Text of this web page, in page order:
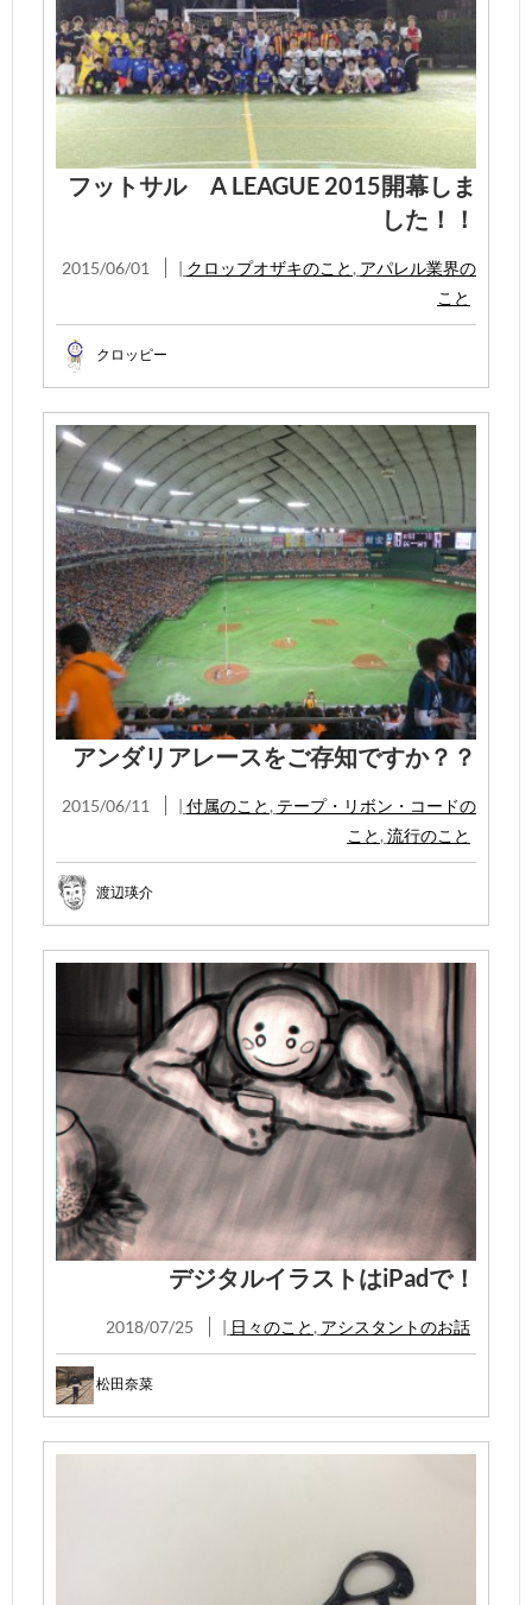
フットサル A LEAGUE 2015開幕しま
した！！
2015/06/01 | クロップオザキのこと , アパレル業界の
こと
クロッピー
アンダリアレースをご存知ですか？？
2015/06/11 付属のこと, テープ・リボン・コードの
こと,流行のこと
渡辺瑛介
デジタルイラストはiPadで！
2018/07/25 | 日々のこと , アシスタントのお話
松田奈菜